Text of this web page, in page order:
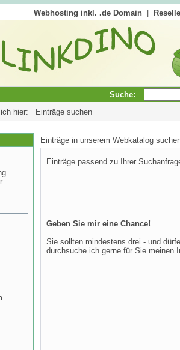
Webhosting inkl. .de Domain
Suche:
hier: Einträge suchen
Einträge in unserem Webkatalog
Einträge passend zu Ihrer
Geben Sie mir eine Chance!
Sie sollten mindestens drei - und
durchsuche ich gerne für Sie meinen